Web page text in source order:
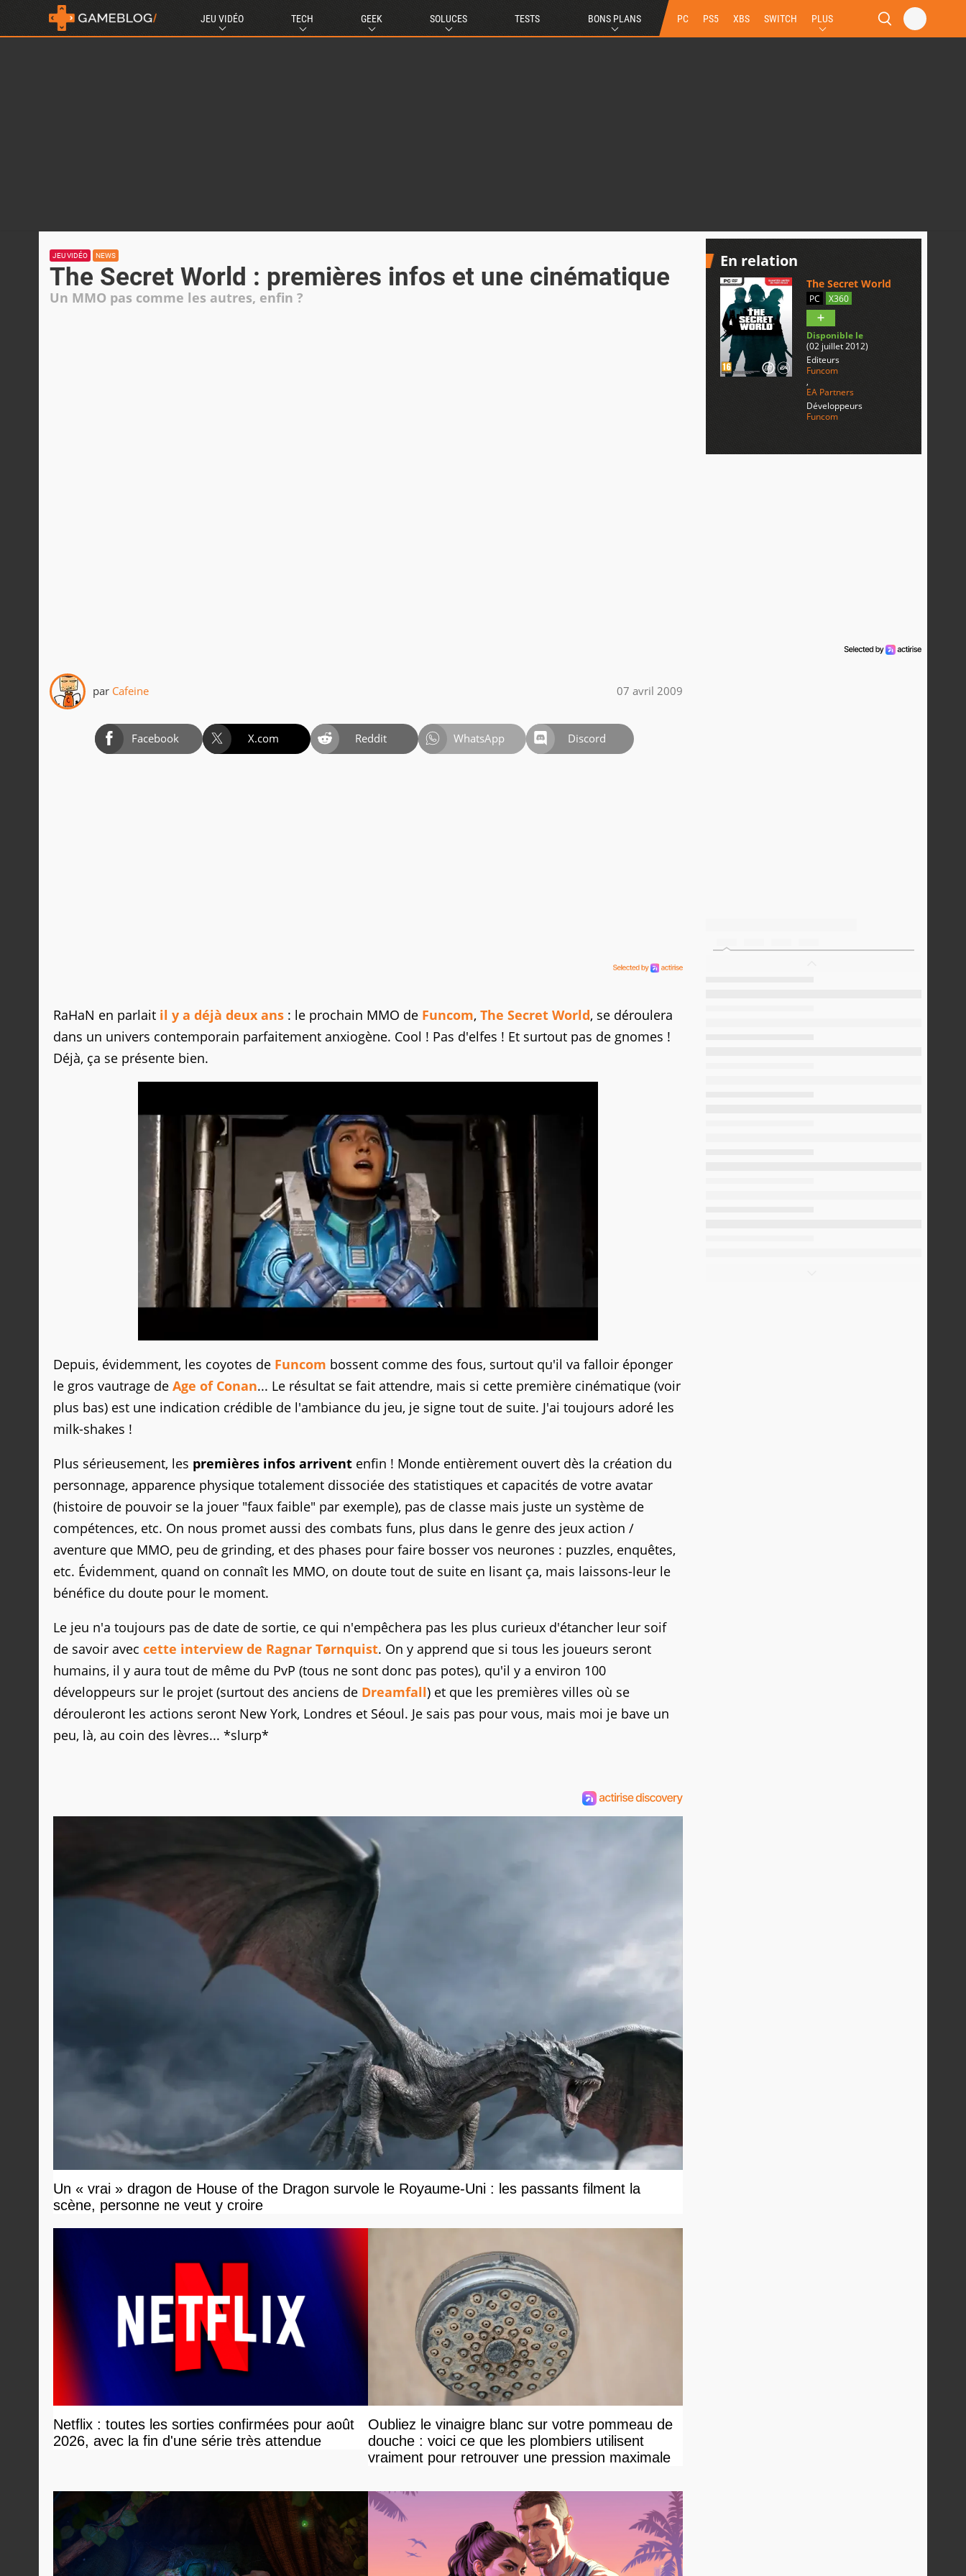
JEU VIDÉO TECH GEEK SOLUCES TESTS BONS PLANS PC PS5 XBS SWITCH PLUS
JEU VIDÉO NEWS
The Secret World : premières infos et une cinématique
Un MMO pas comme les autres, enfin ?
par Cafeine 07 avril 2009
Facebook X.com Reddit WhatsApp Discord
RaHaN en parlait il y a déjà deux ans : le prochain MMO de Funcom, The Secret World, se déroulera
dans un univers contemporain parfaitement anxiogène. Cool ! Pas d'elfes ! Et surtout pas de gnomes !
Déjà, ça se présente bien.
Depuis, évidemment, les coyotes de Funcom bossent comme des fous, surtout qu'il va falloir éponger
le gros vautrage de Age of Conan... Le résultat se fait attendre, mais si cette première cinématique (voir
plus bas) est une indication crédible de l'ambiance du jeu, je signe tout de suite. J'ai toujours adoré les
milk-shakes !
Plus sérieusement, les premières infos arrivent enfin ! Monde entièrement ouvert dès la création du
personnage, apparence physique totalement dissociée des statistiques et capacités de votre avatar
(histoire de pouvoir se la jouer "faux faible" par exemple), pas de classe mais juste un système de
compétences, etc. On nous promet aussi des combats funs, plus dans le genre des jeux action /
aventure que MMO, peu de grinding, et des phases pour faire bosser vos neurones : puzzles, enquêtes,
etc. Évidemment, quand on connaît les MMO, on doute tout de suite en lisant ça, mais laissons-leur le
bénéfice du doute pour le moment.
Le jeu n'a toujours pas de date de sortie, ce qui n'empêchera pas les plus curieux d'étancher leur soif
de savoir avec cette interview de Ragnar Tørnquist. On y apprend que si tous les joueurs seront
humains, il y aura tout de même du PvP (tous ne sont donc pas potes), qu'il y a environ 100
développeurs sur le projet (surtout des anciens de Dreamfall) et que les premières villes où se
dérouleront les actions seront New York, Londres et Séoul. Je sais pas pour vous, mais moi je bave un
peu, là, au coin des lèvres... *slurp*
Un « vrai » dragon de House of the Dragon survole le Royaume-Uni : les passants filment la
scène, personne ne veut y croire
Netflix : toutes les sorties confirmées pour août
2026, avec la fin d'une série très attendue
Oubliez le vinaigre blanc sur votre pommeau de
douche : voici ce que les plombiers utilisent
vraiment pour retrouver une pression maximale
En relation
The Secret World
PC X360
Disponible le
(02 juillet 2012)
Editeurs
Funcom
,
EA Partners
Développeurs
Funcom